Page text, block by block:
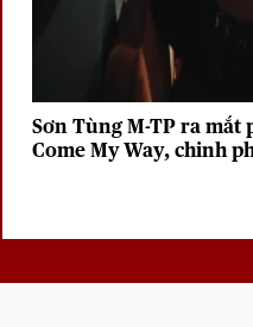
Sơn Tùng M-TP ra mắt
Come My Way, chinh